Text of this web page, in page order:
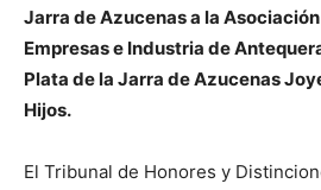
Jarra de Azucenas a la
Empresas e Industria de
Plata de la Jarra de Azucenas
Hijos.
El Tribunal de Honores y